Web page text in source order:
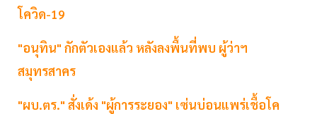
โควิด-19
"อนุทิน" กักตัวเองแล้ว หลังลงพื้นที่พบ ผู้ว่าฯ
สมุทรสาคร
"ผบ.ตร." สั่งเด้ง "ผู้การระยอง" เซ่นบ่อนแพร่เชื้อโค